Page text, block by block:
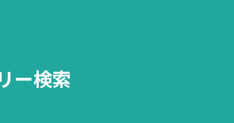
ー検索